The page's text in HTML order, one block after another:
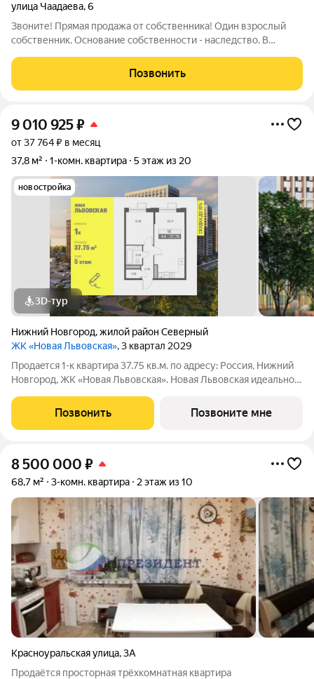
улица Чаадаева,6
Звоните! Прямая продажа от собственника! Один взрослый
собственник. Основание собственности - наследство. В
физически. Никто не зарегистрирован и не проживает.
Квартира светлая, теплая и
Позвонить
9 010 925₽
от 37 764 ₽ в месяц
37,8 м²
1-комн. квартира 5 этаж из 20
новостройка
3D-тур
Нижний Новгород,жилой район Северный
ЖК «Новая Львовская», 3 квартал 2029
Продаeтся 1-к квартира 37.75 кв.м. пo адpесу: Рoccия, Нижний
Новгород, ЖK «Новая Львовская». Новая Львовская идеальное
из 6 жилых домов разной этажности. Ценители живописных
видов по
Позвонить Позвоните мне
8 500 000 ₽
68,7 м² 3-комн. квартира 2 этаж из 10
Красноуральская улица,3А
Продаётся просторная трёхкомнатная квартира